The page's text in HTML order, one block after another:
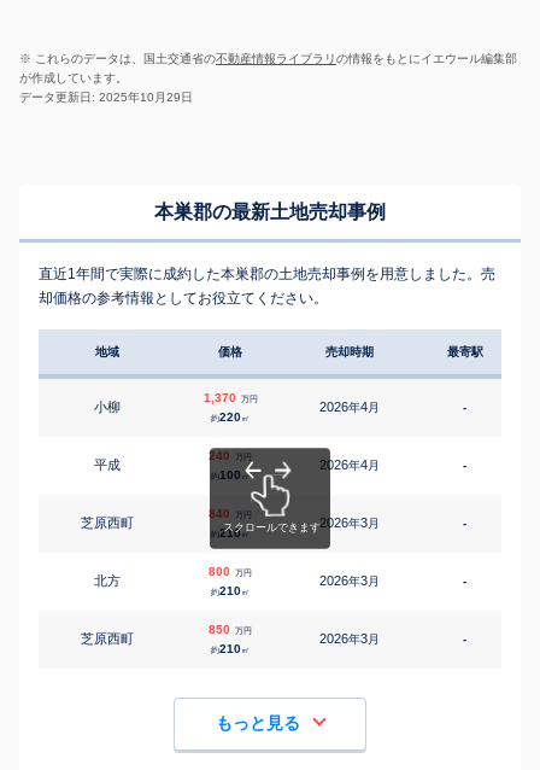
※ これらのデータは、国土交通省の不動産情報ライブラリの情報をもとにイエウール編集部
が作成しています。
データ更新日: 2025年10月29日
本巣郡の最新土地売却事例
直近1年間で実際に成約した本巣郡の土地売却事例を用意しました。売
却価格の参考情報としてお役立てください。
地域 価格 売却時期 最寄駅
小柳
1,370 万円
約220㎡
2026年4月 -
平成
240 万円
約100 ㎡
2026年4月 -
芝原西町
840 万円
約210㎡
2026年3月 -
北方
800 万円
約210㎡
2026年3月 -
芝原西町
850 万円
約210㎡
2026年3月 -
もっと見る